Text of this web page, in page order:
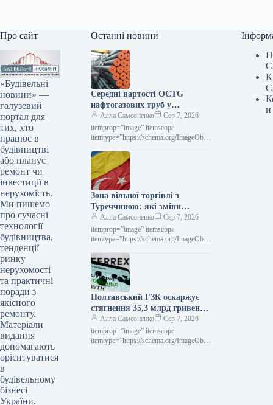
Про сайт
«Будівельні
новини» —
галузевий
портал для
тих, хто
працює в
будівництві
або планує
ремонт чи
інвестиції в
нерухомість.
Ми пишемо
про сучасні
технології
будівництва,
тенденції
ринку
нерухомості
та практичні
поради з
якісного
ремонту.
Матеріали
видання
допомагають
орієнтуватися
в
будівельному
бізнесі
України.
Останні новини
Середні вартості OCTG
нафтогазових труб у
Сполучених Штатах у липні
залишалися незмінними,
досягнувши позначки $2563 за
Алла Самсоненко
Сер 7, 2026
itemprop=”image” itemscope
itemtype=”https://schema.org/ImageObje
Глобальний ринок ціни на прокат
Роздрукувати 297 06 Серпня 2026
Середні ціни на нафтогазові труби…
Зона вільної торгівлі з
Туреччиною: які зміни
чекають на українське
металоведення
Алла Самсоненко
Сер 7, 2026
itemprop=”image” itemscope
itemtype=”https://schema.org/ImageObje
СтаттіІндустріяторгівляРоздрукувати
7106 Серпня 2026 ЗВТ із Туреччиною:
що зміниться для української
металопродукції Читайте на
русскомRead in…
Полтавський ГЗК оскаржує
стягнення 35,3 млрд гривень
за невиконання норм
валютного регулювання.
Алла Самсоненко
Сер 7, 2026
itemprop=”image” itemscope
itemtype=”https://schema.org/ImageObje
и